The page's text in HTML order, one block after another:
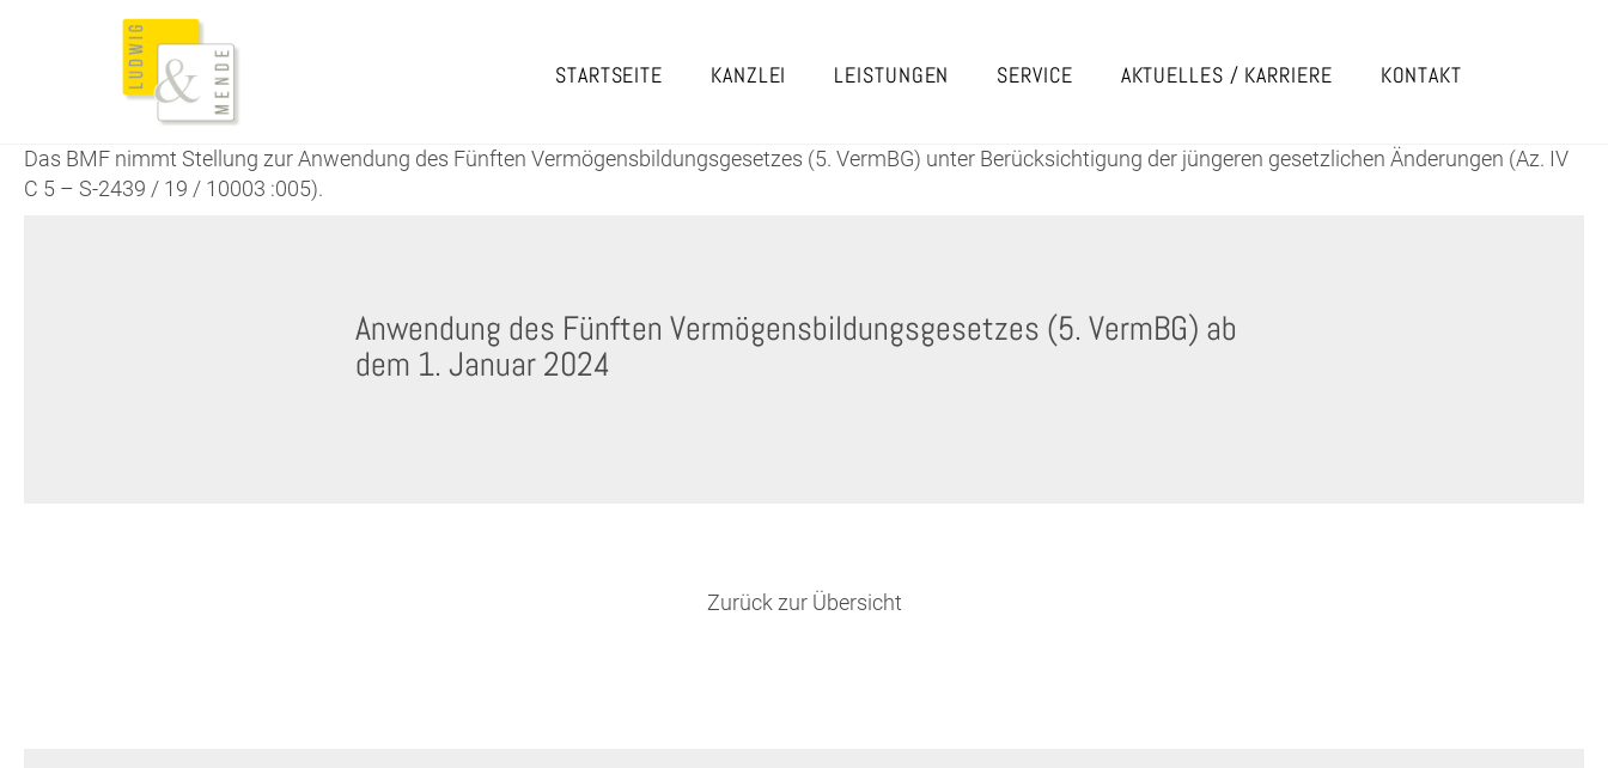
STARTSEITE KANZLEI LEISTUNGEN SERVICE AKTUELLES / KARRIERE KONTAKT
Das BMF nimmt Stellung zur Anwendung des Fünften Vermögensbildungsgesetzes (5. VermBG) unter Berücksichtigung der jüngeren gesetzlichen Änderungen (Az. IV
C 5 – S-2439 / 19 / 10003 :005).
Anwendung des Fünften Vermögensbildungsgesetzes (5. VermBG) ab
dem 1. Januar 2024
Zurück zur Übersicht